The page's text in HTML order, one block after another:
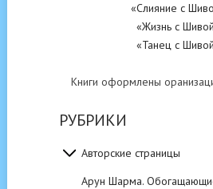
«Слияние с
«Жизнь с
«Танец с
Книги оформлены
РУБРИКИ
Авторские страницы
Арун Шарма.